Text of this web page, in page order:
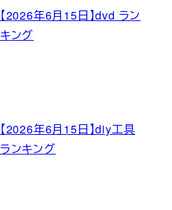
【2026年6月15日】dvd ラン
キング
【2026年6月15日】diy工具
ランキング